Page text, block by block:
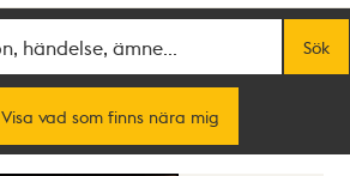
Sök
Visa vad som finns nära mig